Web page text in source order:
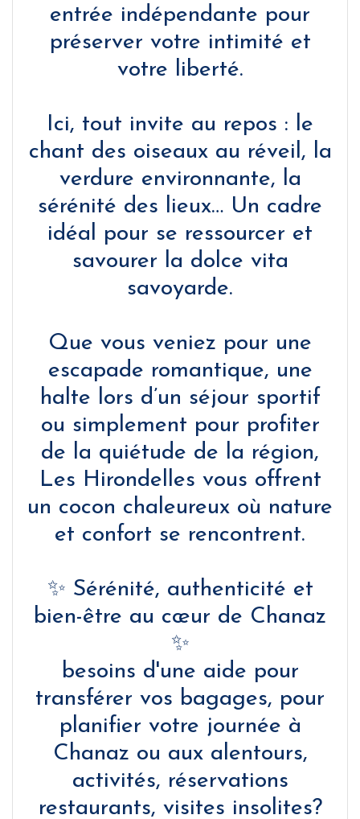
entrée indépendante pour
préserver votre intimité et
votre liberté.
Ici, tout invite au repos : le
chant des oiseaux au réveil, la
verdure environnante, la
sérénité des lieux… Un cadre
idéal pour se ressourcer et
savourer la dolce vita
savoyarde.
Que vous veniez pour une
escapade romantique, une
halte lors d’un séjour sportif
ou simplement pour profiter
de la quiétude de la région,
Les Hirondelles vous offrent
un cocon chaleureux où nature
et confort se rencontrent.
✨ Sérénité, authenticité et
bien-être au cœur de Chanaz
✨
besoins d'une aide pour
transférer vos bagages, pour
planifier votre journée à
Chanaz ou aux alentours,
activités, réservations
restaurants, visites insolites?